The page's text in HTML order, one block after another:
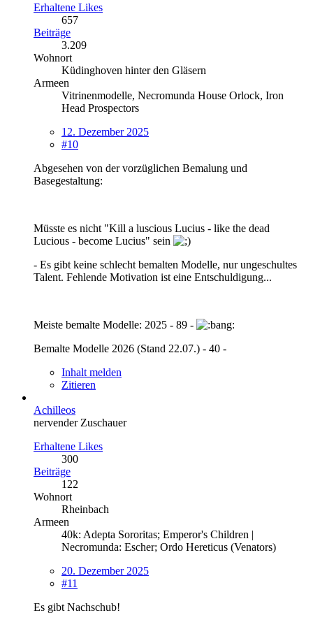
Erhaltene Likes
657
Beiträge
3.209
Wohnort
Küdinghoven hinter den Gläsern
Armeen
Vitrinenmodelle, Necromunda House Orlock, Iron
Head Prospectors
12. Dezember 2025
#10
Abgesehen von der vorzüglichen Bemalung und
Basegestaltung:
Müsste es nicht "Kill a luscious Lucius - like the dead
Lucious - become Lucius" sein
- Es gibt keine schlecht bemalten Modelle, nur ungeschultes
Talent. Fehlende Motivation ist eine Entschuldigung...
Meiste bemalte Modelle: 2025 - 89 -
Bemalte Modelle 2026 (Stand 22.07.) - 40 -
Inhalt melden
Zitieren
Achilleos
nervender Zuschauer
Erhaltene Likes
300
Beiträge
122
Wohnort
Rheinbach
Armeen
40k: Adepta Sororitas; Emperor's Children |
Necromunda: Escher; Ordo Hereticus (Venators)
20. Dezember 2025
#11
Es gibt Nachschub!